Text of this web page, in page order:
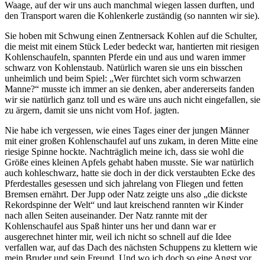
Waage, auf der wir uns auch manchmal wiegen lassen durften, und
den Transport waren die Kohlenkerle zuständig (so nannten wir sie).
Sie hoben mit Schwung einen Zentnersack Kohlen auf die Schulter,
die meist mit einem Stück Leder bedeckt war, hantierten mit riesigen
Kohlenschaufeln, spannten Pferde ein und aus und waren immer
schwarz von Kohlenstaub. Natürlich waren sie uns ein bisschen
unheimlich und beim Spiel:
Wer fürchtet sich vorm schwarzen
Manne?
musste ich immer an sie denken, aber andererseits fanden
wir sie natürlich ganz toll und es wäre uns auch nicht eingefallen, sie
zu ärgern, damit sie uns nicht vom Hof. jagten.
Nie habe ich vergessen, wie eines Tages einer der jungen Männer
mit einer großen Kohlenschaufel auf uns zukam, in deren Mitte eine
riesige Spinne hockte. Nachträglich meine ich, dass sie wohl die
Größe eines kleinen Apfels gehabt haben musste. Sie war natürlich
auch kohleschwarz, hatte sie doch in der dick verstaubten Ecke des
Pferdestalles gesessen und sich jahrelang von Fliegen und fetten
Bremsen ernährt. Der Jupp oder Natz zeigte uns also
die dickste
Rekordspinne der Welt
und laut kreischend rannten wir Kinder
nach allen Seiten auseinander. Der Natz rannte mit der
Kohlenschaufel aus Spaß hinter uns her und dann war er
ausgerechnet hinter mir, weil ich nicht so schnell auf die Idee
verfallen war, auf das Dach des nächsten Schuppens zu klettern wie
mein Bruder und sein Freund. Und wo ich doch so eine Angst vor